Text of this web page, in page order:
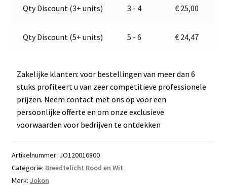
Jokon
v
Qty Discount (3+ units) 3 - 4 € 25,00
Qty Discount (5+ units) 5 - 6 € 24,47
Zakelijke klanten: voor bestellingen van meer dan 6
stuks profiteert u van zeer competitieve professionele
prijzen. Neem contact met ons op voor een
persoonlijke offerte en om onze exclusieve
voorwaarden voor bedrijven te ontdekken
Artikelnummer: JO120016800
Categorie: Breedtelicht Rood en Wit
Merk: Jokon